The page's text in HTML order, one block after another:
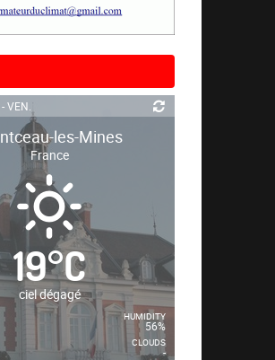
VEN.
les-Mines
France
19°C
ciel dégagé
HUMIDITY
56%
CLOUDS
-